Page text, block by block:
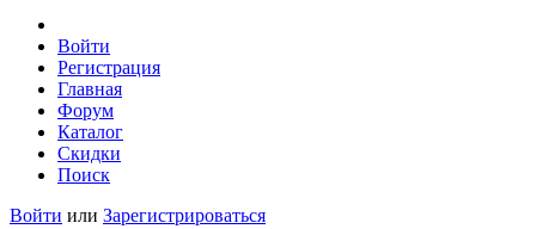
Войти
Регистрация
Главная
Форум
Каталог
Скидки
Поиск
Войти или Зарегистрироваться